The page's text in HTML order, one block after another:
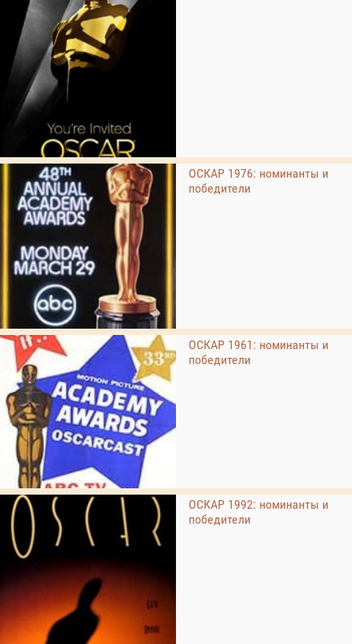
ОСКАР 1976: номинанты и
победители
ОСКАР 1961: номинанты и
победители
ОСКАР 1992: номинанты и
победители